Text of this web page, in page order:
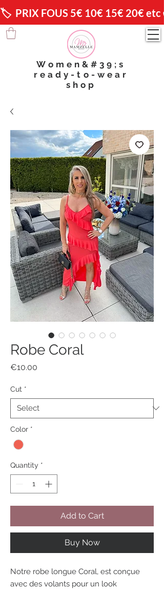
🏷️  PRIX FOUS 5€ 10€ 15€ 20€ etc
Women&#39;s
ready-to-wear
shop
Robe Coral
€10.00
Cut *
Color *
Quantity *
Add to Cart
Buy Now
Notre robe longue Coral, est conçue
avec des volants pour un look